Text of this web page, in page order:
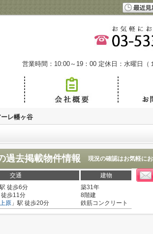
営業時間：10:00～19：00 定休日：水曜日（
レ幡ヶ谷
過去掲載物件情報 現況の確認はお気軽に
交通 建物
駅 徒歩6分
徒歩11分
原 」駅 徒歩20分
築31年
8階建
鉄筋コンクリート